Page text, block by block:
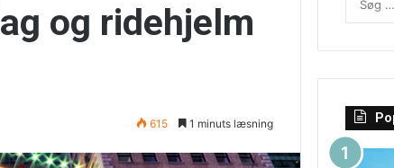
og ridehjelm
615 1 minuts læsning